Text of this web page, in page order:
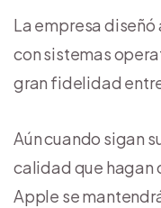
La empresa
con sistemas
gran fidelidad
Aún cuando sigan
calidad que hagan
Apple se